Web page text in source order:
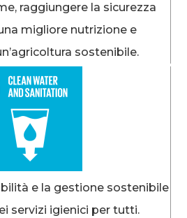
raggiungere la sicurezza
migliore nutrizione e
sostenibile.
e la gestione sostenibile
servizi igienici per tutti.